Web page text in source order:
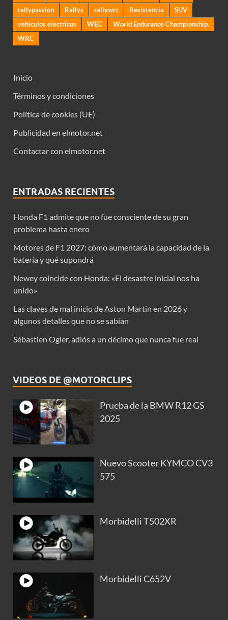
rallypassion
Rallys rallywrc Resistencia
SUV
vehiculos electricos
WEC
World Endurance Championship.
WRC
Inicio
Términos y condiciones
Política de cookies (UE)
Publicidad en elmotor.net
Contactar con elmotor.net
ENTRADAS RECIENTES
Honda F1 admite que no fue consciente de su gran
problema hasta enero
Motores de F1 2027: cómo aumentará la capacidad de la
batería y qué supondrá
Newey coincide con Honda: «El desastre inicial nos ha
unido»
Las claves de mal inicio de Aston Martin en 2026 y
algunos detalles que no se sabían
Sébastien Ogier, adiós a un décimo que nunca fue real
VIDEOS DE @MOTORCLIPS
Prueba de la BMW R12 GS
2025
Nuevo Scooter KYMCO CV3
575
Morbidelli T502XR
Morbidelli C652V